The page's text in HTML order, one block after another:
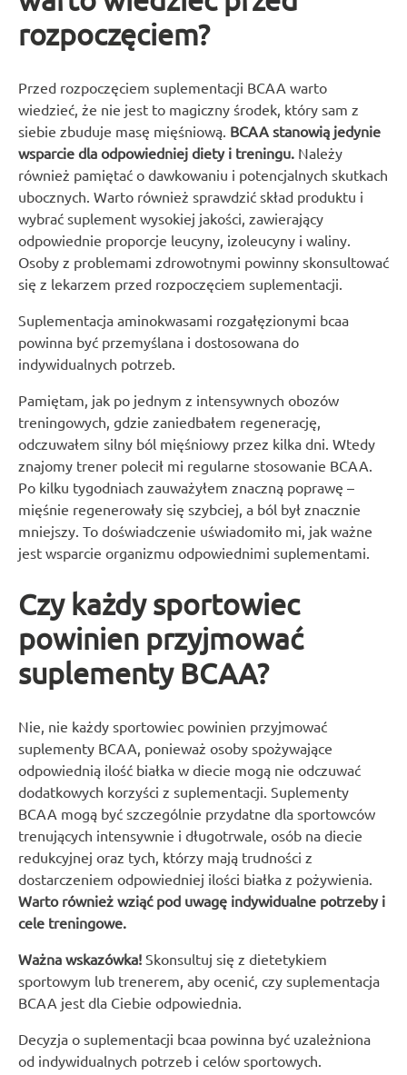
rozpoczęciem?
Przed rozpoczęciem suplementacji BCAA warto
wiedzieć, że nie jest to magiczny środek, który sam z
siebie zbuduje masę mięśniową. BCAA stanowią jedynie
wsparcie dla odpowiedniej diety i treningu. Należy
również pamiętać o dawkowaniu i potencjalnych skutkach
ubocznych. Warto również sprawdzić skład produktu i
wybrać suplement wysokiej jakości, zawierający
odpowiednie proporcje leucyny, izoleucyny i waliny.
Osoby z problemami zdrowotnymi powinny skonsultować
się z lekarzem przed rozpoczęciem suplementacji.
Suplementacja aminokwasami rozgałęzionymi bcaa
powinna być przemyślana i dostosowana do
indywidualnych potrzeb.
Pamiętam, jak po jednym z intensywnych obozów
treningowych, gdzie zaniedbałem regenerację,
odczuwałem silny ból mięśniowy przez kilka dni. Wtedy
znajomy trener polecił mi regularne stosowanie BCAA.
Po kilku tygodniach zauważyłem znaczną poprawę –
mięśnie regenerowały się szybciej, a ból był znacznie
mniejszy. To doświadczenie uświadomiło mi, jak ważne
jest wsparcie organizmu odpowiednimi suplementami.
Czy każdy sportowiec
powinien przyjmować
suplementy BCAA?
Nie, nie każdy sportowiec powinien przyjmować
suplementy BCAA, ponieważ osoby spożywające
odpowiednią ilość białka w diecie mogą nie odczuwać
dodatkowych korzyści z suplementacji. Suplementy
BCAA mogą być szczególnie przydatne dla sportowców
trenujących intensywnie i długotrwale, osób na diecie
redukcyjnej oraz tych, którzy mają trudności z
dostarczeniem odpowiedniej ilości białka z pożywienia.
Warto również wziąć pod uwagę indywidualne potrzeby i
cele treningowe.
Ważna wskazówka! Skonsultuj się z dietetykiem
sportowym lub trenerem, aby ocenić, czy suplementacja
BCAA jest dla Ciebie odpowiednia.
Decyzja o suplementacji bcaa powinna być uzależniona
od indywidualnych potrzeb i celów sportowych.